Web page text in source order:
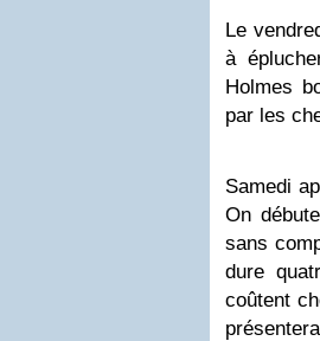
Le
à
Holmes
par les
Samedi
On
sans
dure
coûtent